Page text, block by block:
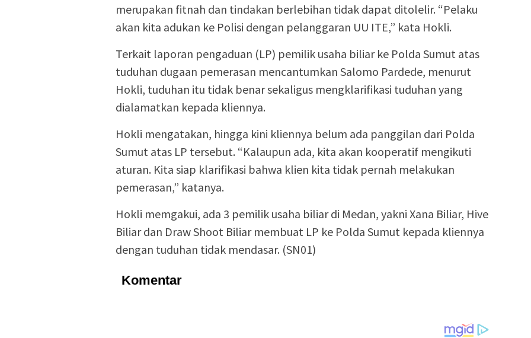
merupakan fitnah dan tindakan berlebihan tidak dapat ditolelir. “Pelaku
akan kita adukan ke Polisi dengan pelanggaran UU ITE,” kata Hokli.
Terkait laporan pengaduan (LP) pemilik usaha biliar ke Polda Sumut atas
tuduhan dugaan pemerasan mencantumkan Salomo Pardede, menurut
Hokli, tuduhan itu tidak benar sekaligus mengklarifikasi tuduhan yang
dialamatkan kepada kliennya.
Hokli mengatakan, hingga kini kliennya belum ada panggilan dari Polda
Sumut atas LP tersebut. “Kalaupun ada, kita akan kooperatif mengikuti
aturan. Kita siap klarifikasi bahwa klien kita tidak pernah melakukan
pemerasan,” katanya.
Hokli memgakui, ada 3 pemilik usaha biliar di Medan, yakni Xana Biliar, Hive
Biliar dan Draw Shoot Biliar membuat LP ke Polda Sumut kepada kliennya
dengan tuduhan tidak mendasar. (SN01)
Komentar